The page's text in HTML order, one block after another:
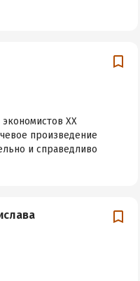
ХХ
произведение
и справедливо